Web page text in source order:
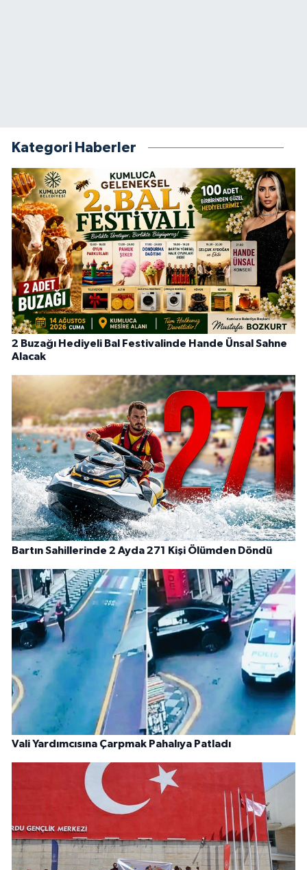
Kategori Haberler
2 Buzağı Hediyeli Bal Festivalinde Hande Ünsal Sahne
Alacak
Bartın Sahillerinde 2 Ayda 271 Kişi Ölümden Döndü
Vali Yardımcısına Çarpmak Pahalıya Patladı